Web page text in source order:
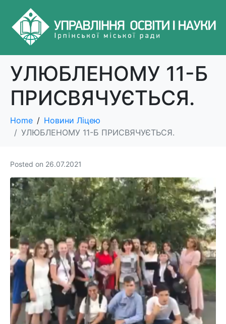
УЛЮБЛЕНОМУ 11-Б
ПРИСВЯЧУЄТЬСЯ.
Home
Новини Ліцею
УЛЮБЛЕНОМУ 11-Б ПРИСВЯЧУЄТЬСЯ.
Posted on 26.07.2021